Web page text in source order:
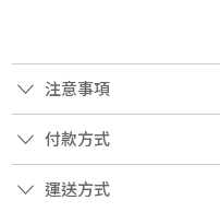
注意事項
付款方式
運送方式